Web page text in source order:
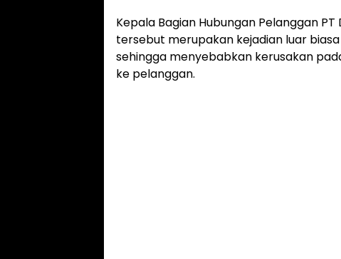
Kepala Bagian Hubungan Pelanggan
tersebut merupakan kejadian luar
sehingga menyebabkan kerusakan
ke pelanggan.